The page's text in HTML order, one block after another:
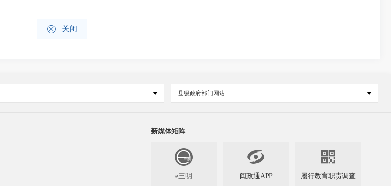
 关闭
县级政府部门网站
新媒体矩阵
e三明

闽政通APP

履行教育职责调查